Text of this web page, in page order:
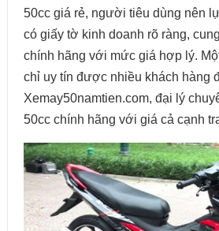
50cc giá rẻ, người tiêu dùng nên
có giấy tờ kinh doanh rõ ràng,
chính hãng với mức giá hợp lý.
chỉ uy tín được nhiều khách hàng
Xemay50namtien.com, đại lý
50cc chính hãng với giá cả cạnh